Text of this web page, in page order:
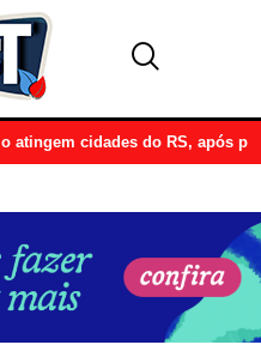
atingem cidades do RS, após